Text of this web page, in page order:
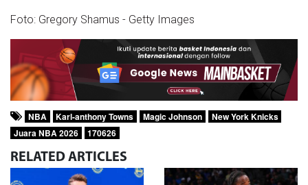
Foto: Gregory Shamus - Getty Images
NBA Karl-anthony Towns Magic Johnson
New York Knicks
Juara NBA 2026
170626
RELATED ARTICLES